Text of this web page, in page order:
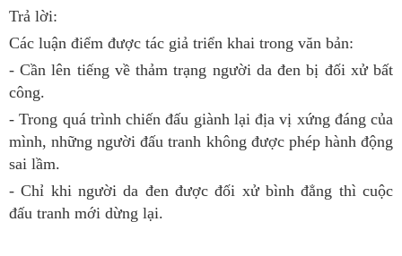
Trả lời:
Các luận điểm được tác giả triển khai trong văn bản:
- Cần lên tiếng về thảm trạng người da đen bị đối xử bất
công.
- Trong quá trình chiến đấu giành lại địa vị xứng đáng của
mình, những người đấu tranh không được phép hành động
sai lầm.
- Chỉ khi người da đen được đối xử bình đẳng thì cuộc
đấu tranh mới dừng lại.